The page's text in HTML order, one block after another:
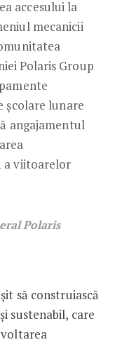
accesului la
mecanicii
Polaris Group
școlare lunare
angajamentul
a viitoarelor
Polaris
să construiască
sustenabil, care